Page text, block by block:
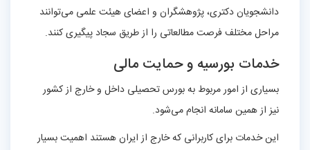
دانشجویان دکتری، پژوهشگران و اعضای هیئت علمی می‌توانند
مراحل مختلف فرصت مطالعاتی را از طریق سجاد پیگیری کنند.
خدمات بورسیه و حمایت مالی
بسیاری از امور مربوط به بورس تحصیلی داخل و خارج از کشور
نیز از همین سامانه انجام می‌شود.
این خدمات برای کاربرانی که خارج از ایران هستند اهمیت بسیار